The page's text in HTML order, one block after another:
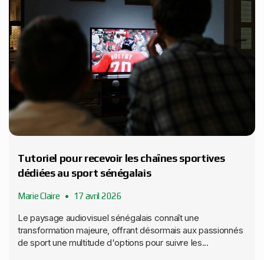
Tutoriel pour recevoir les chaînes sportives
dédiées au sport sénégalais
Marie Claire 17 avril 2026
Le paysage audiovisuel sénégalais connaît une
transformation majeure, offrant désormais aux passionnés
de sport une multitude d'options pour suivre les...